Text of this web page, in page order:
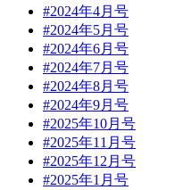
#2024年4月号
#2024年5月号
#2024年6月号
#2024年7月号
#2024年8月号
#2024年9月号
#2025年10月号
#2025年11月号
#2025年12月号
#2025年1月号